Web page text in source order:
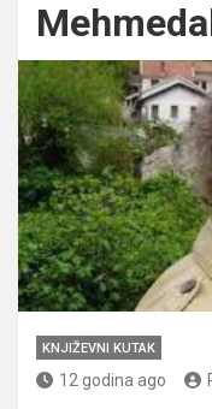
KNJIŽEVNI KUTAK
12 godina ago